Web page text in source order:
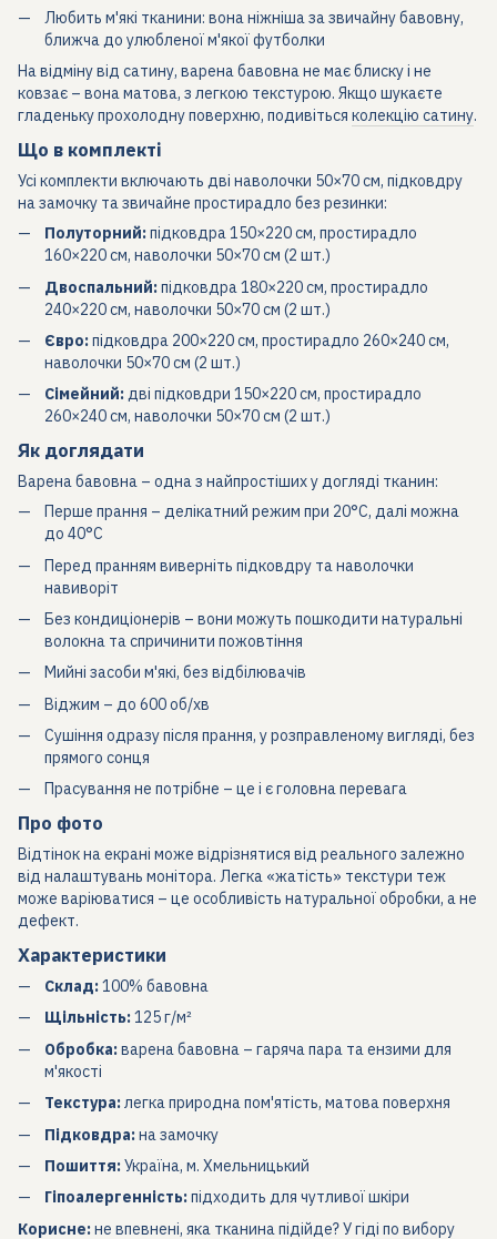
Любить м'які тканини: вона ніжніша за звичайну бавовну,
ближча до улюбленої м'якої футболки
На відміну від сатину, варена бавовна не має блиску і не
ковзає – вона матова, з легкою текстурою. Якщо шукаєте
гладеньку прохолодну поверхню, подивіться колекцію сатину.
Що в комплекті
Усі комплекти включають дві наволочки 50×70 см, підковдру
на замочку та звичайне простирадло без резинки:
Полуторний:підковдра 150×220 см, простирадло
160×220 см, наволочки 50×70 см (2 шт.)
Двоспальний:підковдра 180×220 см, простирадло
240×220 см, наволочки 50×70 см (2 шт.)
Євро:підковдра 200×220 см, простирадло 260×240 см,
наволочки 50×70 см (2 шт.)
Сімейний:дві підковдри 150×220 см, простирадло
260×240 см, наволочки 50×70 см (2 шт.)
Як доглядати
Варена бавовна – одна з найпростіших у догляді тканин:
Перше прання – делікатний режим при 20°C, далі можна
до 40°C
Перед пранням виверніть підковдру та наволочки
навиворіт
Без кондиціонерів – вони можуть пошкодити натуральні
волокна та спричинити пожовтіння
Мийні засоби м'які, без відбілювачів
Віджим – до 600 об/хв
Сушіння одразу після прання, у розправленому вигляді, без
прямого сонця
Прасування не потрібне – це і є головна перевага
Про фото
Відтінок на екрані може відрізнятися від реального залежно
від налаштувань монітора. Легка «жатість» текстури теж
може варіюватися – це особливість натуральної обробки, а не
дефект.
Характеристики
Склад:100% бавовна
Щільність:125 г/м²
Обробка:варена бавовна – гаряча пара та ензими для
м'якості
Текстура:легка природна пом'ятість, матова поверхня
Підковдра:на замочку
Пошиття:Україна, м. Хмельницький
Гіпоалергенність:підходить для чутливої шкіри
Корисне:не впевнені, яка тканина підійде? Угіді по вибору